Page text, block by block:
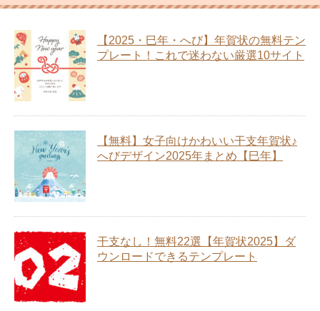
【2025・巳年・へび】年賀状の無料テン
プレート！これで迷わない厳選10サイト
【無料】女子向けかわいい干支年賀状♪
へびデザイン2025年まとめ【巳年】
干支なし！無料22選【年賀状2025】ダ
ウンロードできるテンプレート